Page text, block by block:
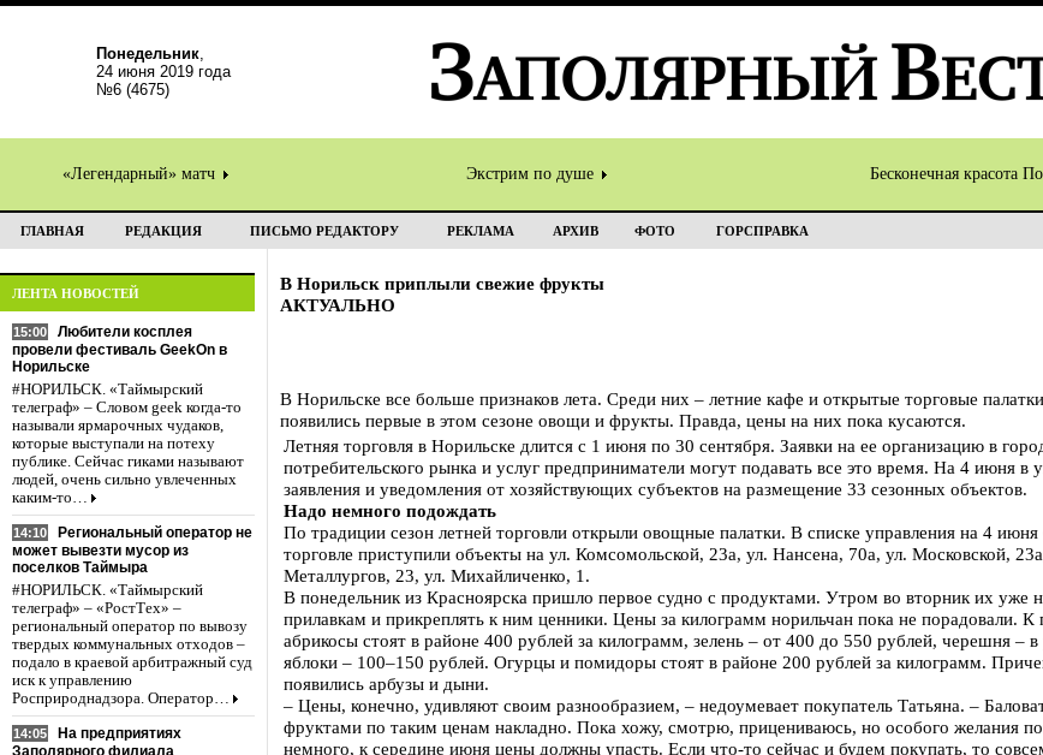
Понедельник,
24 июня 2019 года
№6 (4675)
«Легендарный» матч Экстрим по душе Бесконечная красота
ГЛАВНАЯ РЕДАКЦИЯ ПИСЬМО РЕДАКТОРУ РЕКЛАМА АРХИВ ФОТО ГОРСПРАВКА
ЛЕНТА НОВОСТЕЙ
15:00
Любители косплея
провели фестиваль GeekOn в
Норильске
#НОРИЛЬСК. «Таймырский
телеграф» – Словом geek когда-то
называли ярмарочных чудаков,
которые выступали на потеху
публике. Сейчас гиками называют
людей, очень сильно увлеченных
каким-то…
14:10
Региональный оператор не
может вывезти мусор из
поселков Таймыра
#НОРИЛЬСК. «Таймырский
телеграф» – «РостТех» –
региональный оператор по вывозу
твердых коммунальных отходов –
подало в краевой арбитражный суд
иск к управлению
Росприроднадзора. Оператор…
14:05
На предприятиях
Заполярного филиала
В Норильск приплыли свежие фрукты
АКТУАЛЬНО
В Норильске все больше признаков лета. Среди них – летние кафе и открытые торговые
появились первые в этом сезоне овощи и фрукты. Правда, цены на них пока кусаются.
Летняя торговля в Норильске длится с 1 июня по 30 сентября. Заявки на ее организацию в
потребительского рынка и услуг предприниматели могут подавать все это время. На 4 июня в
заявления и уведомления от хозяйствующих субъектов на размещение 33 сезонных объектов.
Надо немного подождать
По традиции сезон летней торговли открыли овощные палатки. В списке управления на 4
торговле приступили объекты на ул. Комсомольской, 23а, ул. Нансена, 70а, ул. Московской,
Металлургов, 23, ул. Михайличенко, 1.
В понедельник из Красноярска пришло первое судно с продуктами. Утром во вторник их уже
прилавкам и прикреплять к ним ценники. Цены за килограмм норильчан пока не порадовали. К
абрикосы стоят в районе 400 рублей за килограмм, зелень – от 400 до 550 рублей, черешня –
яблоки – 100–150 рублей. Огурцы и помидоры стоят в районе 200 рублей за килограмм.
появились арбузы и дыни.
– Цены, конечно, удивляют своим разнообразием, – недоумевает покупатель Татьяна. –
фруктами по таким ценам накладно. Пока хожу, смотрю, прицениваюсь, но особого желания
немного, к середине июня цены должны упасть. Если что-то сейчас и будем покупать, то